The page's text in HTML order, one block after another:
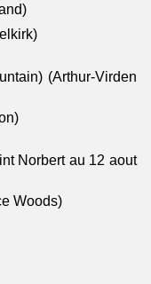
(Arthur-Virden
Norbert au 12 aout
Woods)